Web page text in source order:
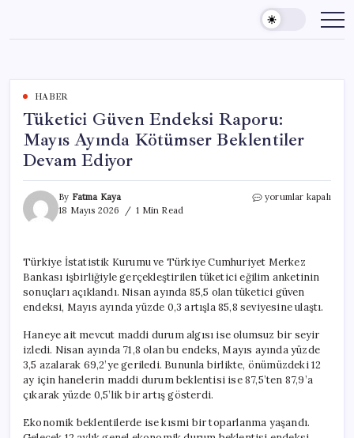
content
HABER
Tüketici Güven Endeksi Raporu:
Mayıs Ayında Kötümser Beklentiler
Devam Ediyor
By Fatma Kaya
18 Mayıs 2026
1 Min Read
Tüketici
Ayında
Kötümser
Beklentiler
Devam
için
yorumlar kapalı
Türkiye İstatistik Kurumu ve Türkiye Cumhuriyet Merkez
Bankası işbirliğiyle gerçekleştirilen tüketici eğilim anketinin
sonuçları açıklandı. Nisan ayında 85,5 olan tüketici güven
endeksi, Mayıs ayında yüzde 0,3 artışla 85,8 seviyesine ulaştı.
Haneye ait mevcut maddi durum algısı ise olumsuz bir seyir
izledi. Nisan ayında 71,8 olan bu endeks, Mayıs ayında yüzde
3,5 azalarak 69,2’ye geriledi. Bununla birlikte, önümüzdeki 12
ay için hanelerin maddi durum beklentisi ise 87,5’ten 87,9’a
çıkarak yüzde 0,5’lik bir artış gösterdi.
Ekonomik beklentilerde ise kısmi bir toparlanma yaşandı.